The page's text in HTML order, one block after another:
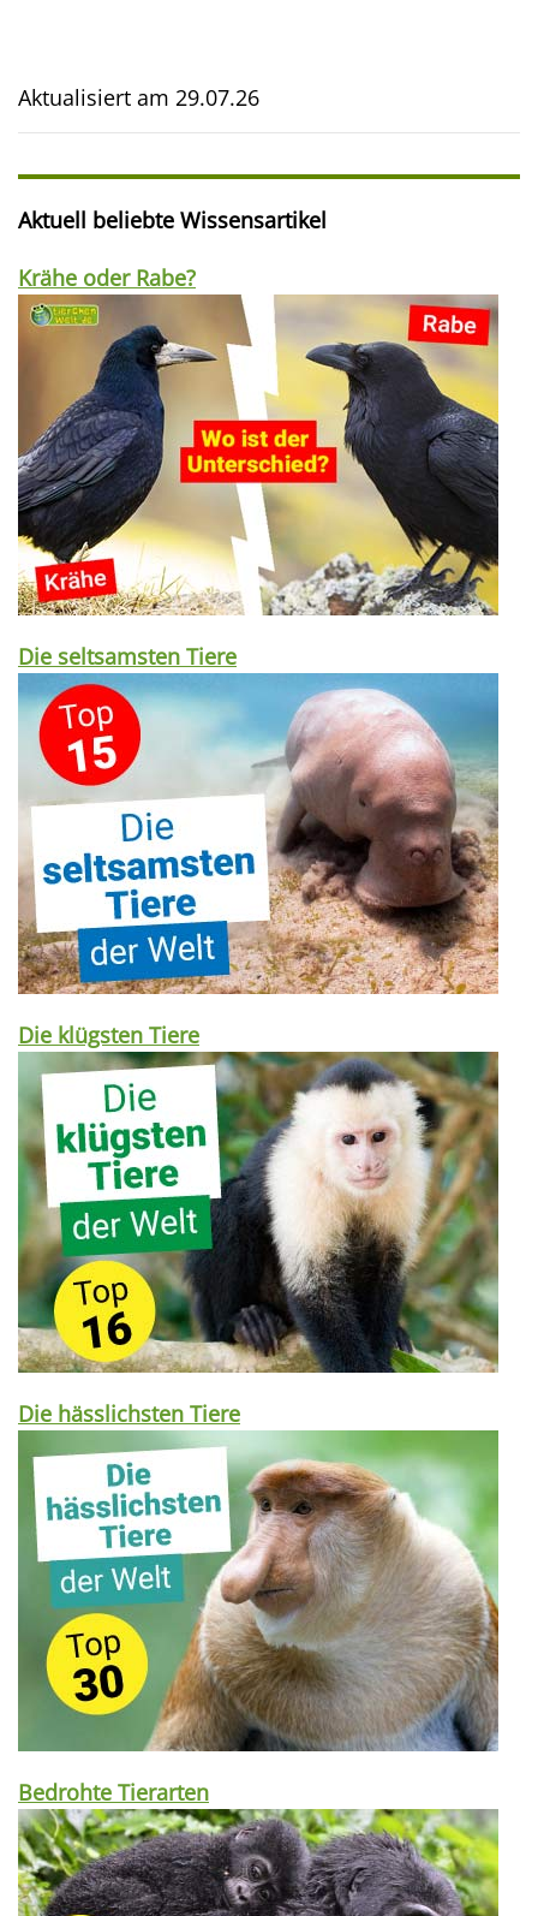
Aktualisiert am 29.07.26
Aktuell beliebte Wissensartikel
Krähe oder Rabe?
Die seltsamsten Tiere
Die klügsten Tiere
Die hässlichsten Tiere
Bedrohte Tierarten